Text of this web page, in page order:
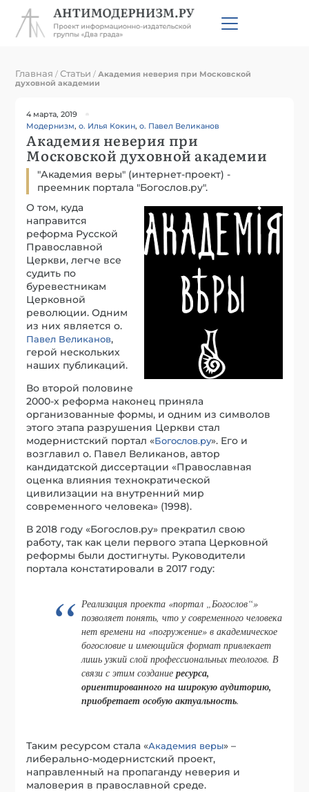
Главная /Статьи /Академия неверия при Московской
духовной академии
4 марта, 2019
Модернизм,о. Илья Кокин,о. Павел Великанов
Академия неверия при
Московской духовной академии
"Академия веры" (интернет-проект) -
преемник портала "Богослов.ру".
О том, куда
направится
реформа Русской
Православной
Церкви, легче все
судить по
буревестникам
Церковной
революции. Одним
из них является о.
Павел Великанов,
герой нескольких
наших публикаций.
Во второй половине
2000-х реформа наконец приняла
организованные формы, и одним из символов
этого этапа разрушения Церкви стал
модернистский портал «Богослов.ру». Его и
возглавил о. Павел Великанов, автор
кандидатской диссертации «Православная
оценка влияния технократической
цивилизации на внутренний мир
современного человека» (1998).
В 2018 году «Богослов.ру» прекратил свою
работу, так как цели первого этапа Церковной
реформы были достигнуты. Руководители
портала констатировали в 2017 году:
Реализация проекта «портал „Богослов“»
позволяет понять, что у современного человека
нет времени на «погружение» в академическое
богословие и имеющийся формат привлекает
лишь узкий слой профессиональных теологов. В
связи с этим созданиересурса,
ориентированного на широкую аудиторию,
приобретает особую актуальность.
Таким ресурсом стала «Академия веры» –
либерально-модернистский проект,
направленный на пропаганду неверия и
маловерия в православной среде.